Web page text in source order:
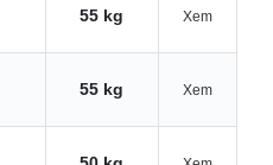
55 kg Xem
55 kg Xem